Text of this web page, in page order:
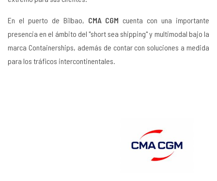
En el puerto de Bilbao, CMA CGM cuenta con una importante
presencia en el ámbito del "short sea shipping" y multimodal bajo la
marca Containerships, además de contar con soluciones a medida
para los tráficos intercontinentales.